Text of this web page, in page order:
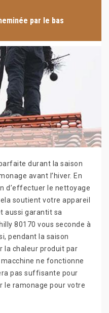
par le bas
durant la saison
avant l’hiver. En
d’effectuer le nettoyage
soutient votre appareil
aussi garantit sa
80170 vous seconde à
pendant la saison
la chaleur produit par
ne fonctionne
pas suffisante pour
le ramonage pour votre